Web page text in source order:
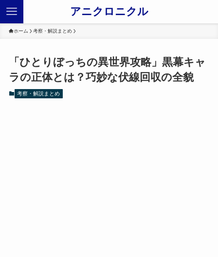
アニクロニクル
ホーム 考察・解説まとめ
「ひとりぼっちの異世界攻略」黒幕キャ
ラの正体とは？巧妙な伏線回収の全貌
考察・解説まとめ